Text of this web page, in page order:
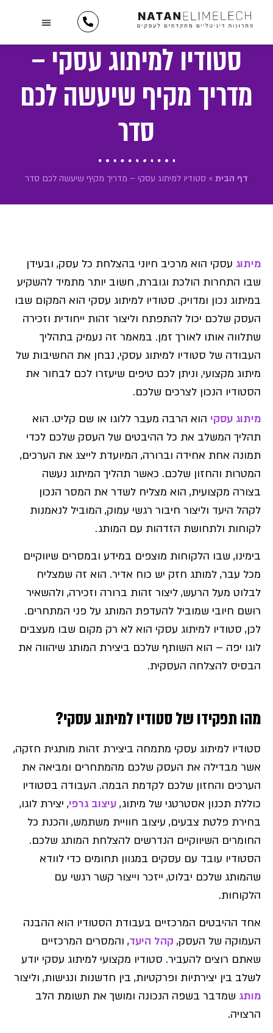
סטודיו למיתוג עסקי –
מדריך מקיף שיעשה לכם
סדר
דף הבית » סטודיו למיתוג עסקי – מדריך מקיף שיעשה לכם סדר
מיתוג עסקי הוא מרכיב חיוני בהצלחת כל עסק, ובעידן
שבו התחרות הולכת וגוברת, חשוב יותר מתמיד להשקיע
במיתוג נכון ומדויק. סטודיו למיתוג עסקי הוא המקום שבו
העסק שלכם יכול להתפתח וליצור זהות ייחודית וזכירה
שתלווה אותו לאורך זמן. במאמר זה נעמיק בתהליך
העבודה של סטודיו למיתוג עסקי, נבחן את החשיבות של
מיתוג מקצועי, וניתן לכם טיפים שיעזרו לכם לבחור את
הסטודיו הנכון לצרכים שלכם.
מיתוג עסקי הוא הרבה מעבר ללוגו או שם קליט. הוא
תהליך המשלב את כל ההיבטים של העסק שלכם לכדי
תמונה אחת אחידה וברורה, המיועדת לייצג את הערכים,
המטרות והחזון שלכם. כאשר תהליך המיתוג נעשה
בצורה מקצועית, הוא מצליח לשדר את המסר הנכון
לקהל היעד וליצור חיבור רגשי עמוק, המוביל לנאמנות
לקוחות ולתחושת הזדהות עם המותג.
בימינו, שבו הלקוחות מוצפים במידע ובמסרים שיווקיים
מכל עבר, למותג חזק יש כוח אדיר. הוא זה שמצליח
לבלוט מעל הרעש, ליצור זהות ברורה וזכירה, ולהשאיר
רושם חיובי שמוביל להעדפת המותג על פני המתחרים.
לכן, סטודיו למיתוג עסקי הוא לא רק מקום שבו מעצבים
לוגו יפה – הוא השותף שלכם ביצירת המותג שיהווה את
הבסיס להצלחה העסקית.
מהו תפקידו של סטודיו למיתוג עסקי?
סטודיו למיתוג עסקי מתמחה ביצירת זהות מותגית חזקה,
אשר מבדילה את העסק שלכם מהמתחרים ומביאה את
הערכים והחזון שלכם לקדמת הבמה. העבודה בסטודיו
כוללת תכנון אסטרטגי של מיתוג, עיצוב גרפי, יצירת לוגו,
בחירת פלטת צבעים, עיצוב חוויית משתמש, והכנת כל
החומרים השיווקיים הנדרשים להצלחת המותג שלכם.
הסטודיו עובד עם עסקים במגוון תחומים כדי לוודא
שהמותג שלכם יבלוט, ייזכר וייצור קשר רגשי עם
הלקוחות.
אחד ההיבטים המרכזיים בעבודת הסטודיו הוא ההבנה
העמוקה של העסק, קהל היעד, והמסרים המרכזיים
שאתם רוצים להעביר. סטודיו מקצועי למיתוג עסקי יודע
לשלב בין יצירתיות ופרקטיות, בין חדשנות ונגישות, וליצור
מותג שמדבר בשפה הנכונה ומושך את תשומת הלב
הרצויה.